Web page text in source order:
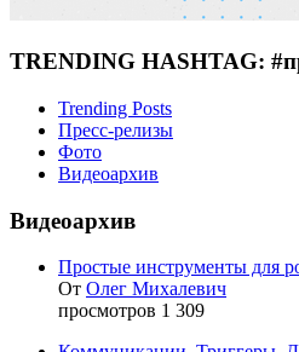
TRENDING HASHTAG:
Trending Posts
Пресс-релизы
Фото
Видеоархив
Видеоархив
Простые инструменты для
От Олег Михалевич
просмотров 1 309